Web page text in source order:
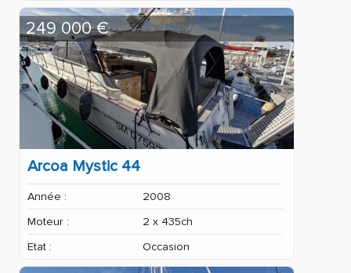
Arcoa Mystic 44
Année :
2008
Moteur :
2 x 435ch
Etat :
Occasion
249 000 €